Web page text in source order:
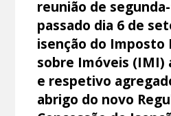
reunião de
passado dia 6 de
isenção do Imposto
sobre Imóveis (IMI)
e respetivo
abrigo do novo